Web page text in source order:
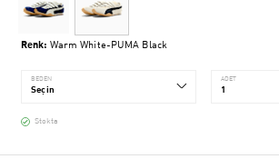
Renk: Warm White-PUMA Black
BEDEN ADET
Stokta